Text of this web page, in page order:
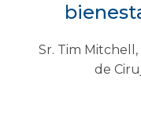
Sr. Tim
de